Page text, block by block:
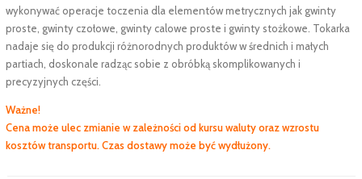
wykonywać operacje toczenia dla elementów metrycznych jak gwinty
proste, gwinty czołowe, gwinty calowe proste i gwinty stożkowe. Tokarka
nadaje się do produkcji różnorodnych produktów w średnich i małych
partiach, doskonale radząc sobie z obróbką skomplikowanych i
precyzyjnych części.
Ważne!
Cena może ulec zmianie w zależności od kursu waluty oraz wzrostu
kosztów transportu. Czas dostawy może być wydłużony.